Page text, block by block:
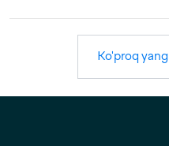
Ko'proq